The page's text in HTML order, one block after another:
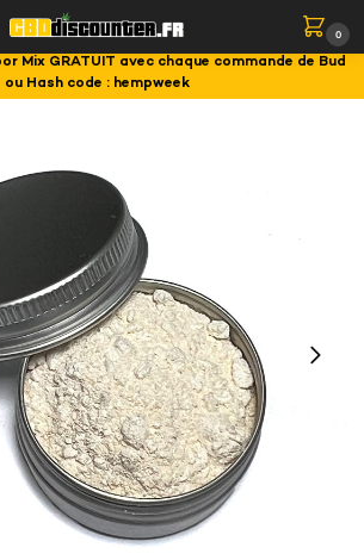
0
Mix GRATUIT avec chaque commande de Bud
ou Hash code : hempweek